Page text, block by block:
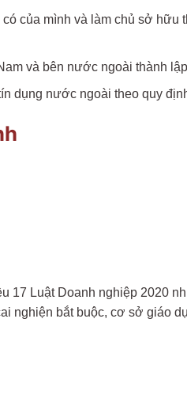
của mình và làm chủ sở hữu
và bên nước ngoài thành
dụng nước ngoài theo quy
Luật Doanh nghiệp 2020
nghiện bắt buộc, cơ sở giáo